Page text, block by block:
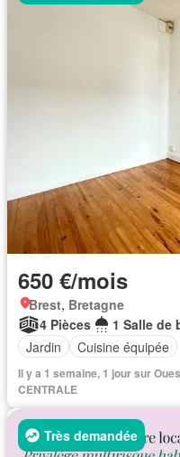
650 €/mois
Brest, Bretagne
4 Pièces
1 Salle de
Jardin
Cuisine équipée
Il y a 1 semaine, 1 jour sur
CENTRALE
Très demandée